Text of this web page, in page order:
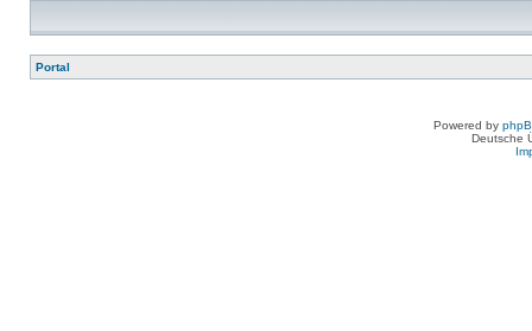
Portal
Powered by
Deutsche